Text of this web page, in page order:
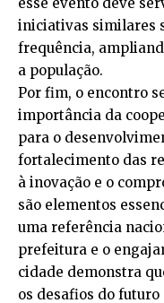
esse evento deve
iniciativas similares
frequência,
a população.
Por fim, o encontro
importância da
para o
fortalecimento das
à inovação e o
são elementos
uma referência
prefeitura e o
cidade demonstra
os desafios do